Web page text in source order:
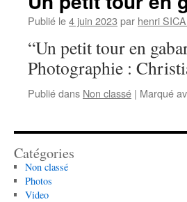
Publié le4 juin 2023 par henri
“Un petit tour en
Photographie :
Publié dans Non classé | Marqué
Catégories
Non classé
Photos
Video